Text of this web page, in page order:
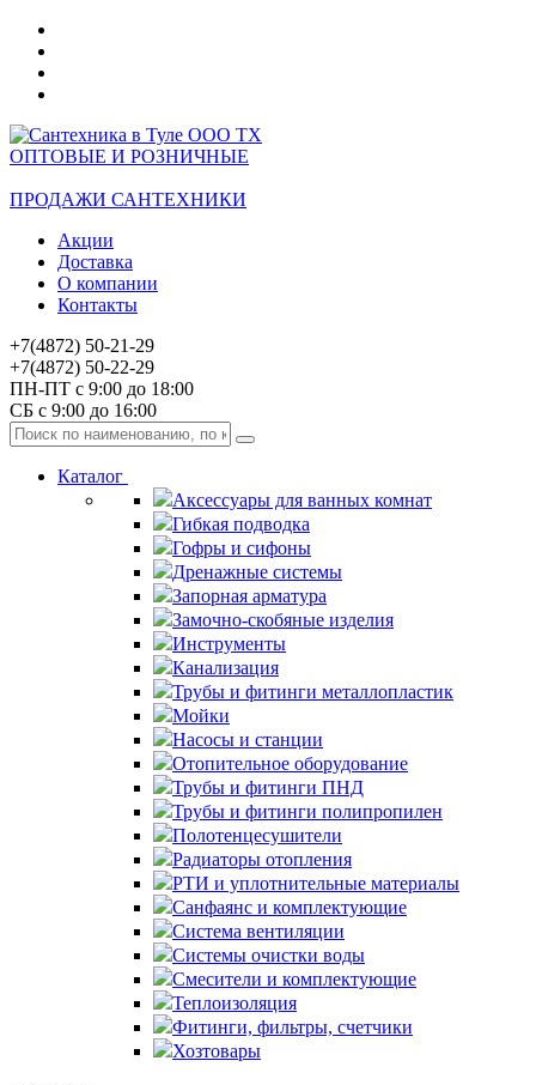
ОПТОВЫЕ И РОЗНИЧНЫЕ
ПРОДАЖИ САНТЕХНИКИ
Акции
Доставка
О компании
Контакты
+7(4872) 50-21-29
+7(4872) 50-22-29
ПН-ПТ с 9:00 до 18:00
СБ с 9:00 до 16:00
Каталог
Аксессуары для ванных комнат
Гибкая подводка
Гофры и сифоны
Дренажные системы
Запорная арматура
Замочно-скобяные изделия
Инструменты
Канализация
Трубы и фитинги металлопластик
Мойки
Насосы и станции
Отопительное оборудование
Трубы и фитинги ПНД
Трубы и фитинги полипропилен
Полотенцесушители
Радиаторы отопления
РТИ и уплотнительные материалы
Санфаянс и комплектующие
Система вентиляции
Системы очистки воды
Смесители и комплектующие
Теплоизоляция
Фитинги, фильтры, счетчики
Хозтовары